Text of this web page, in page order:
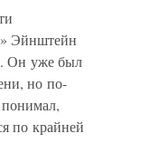
Эйнштейн
Он уже был
но по-
по крайней